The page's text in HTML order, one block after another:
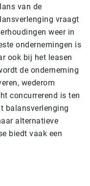
van de
vraagt
weer in
ondernemingen is
ook bij het leasen
de onderneming
wederom
concurrerend is ten
balansverlenging
alternatieve
biedt vaak een